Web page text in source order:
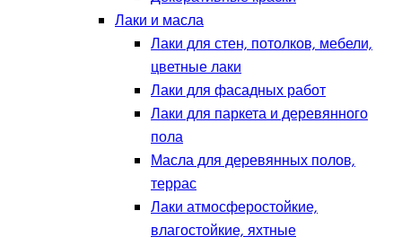
Лаки и масла
Лаки для стен, потолков, мебели,
цветные лаки
Лаки для фасадных работ
Лаки для паркета и деревянного
пола
Масла для деревянных полов,
террас
Лаки атмосферостойкие,
влагостойкие, яхтные